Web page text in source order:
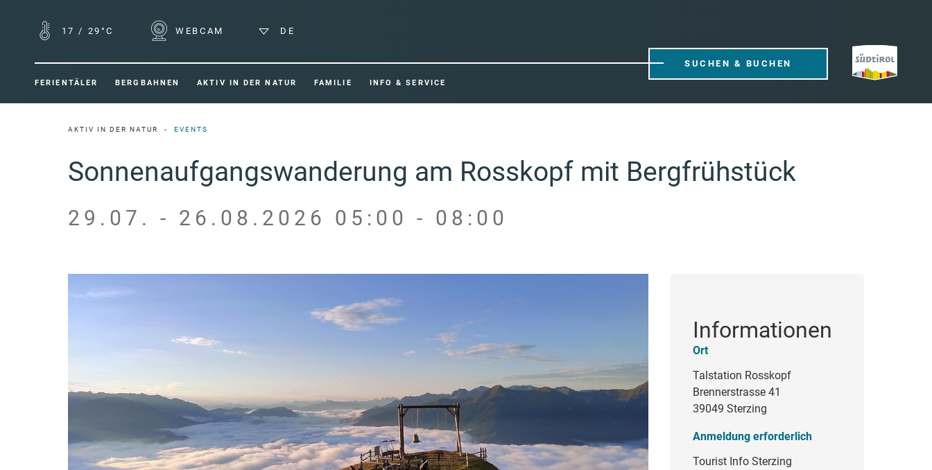
17 / 29°C WEBCAM DE
FERIENTÄLER BERGBAHNEN AKTIV IN DER NATUR FAMILIE INFO & SERVICE
SUCHEN & BUCHEN
AKTIV IN DER NATUR EVENTS
Sonnenaufgangswanderung am Rosskopf mit Bergfrühstück
29.07. - 26.08.2026 05:00 - 08:00
Informationen
Ort
Talstation Rosskopf
Brennerstrasse 41
39049 Sterzing
Anmeldung erforderlich
Tourist Info Sterzing